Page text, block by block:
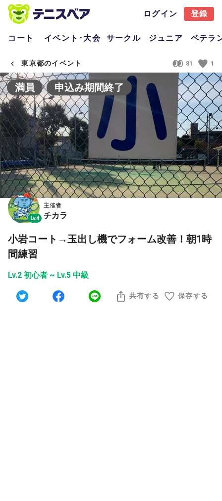
ログイン 登録
コート イベント･大会 サークル ジュニア ベテラ
東京都のイベント 81 1
満員 申込み期間終了
Lv.4
主催者
チカラ
小岩コート→玉出し機でフォーム改善！朝1時
間練習
Lv.2 初心者 ~ Lv.5 中級
共有する 保存する